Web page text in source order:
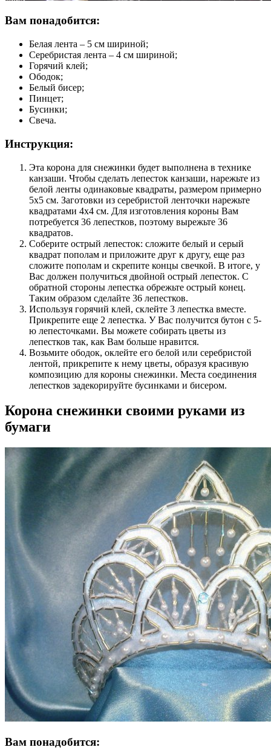
Вам понадобится:
Белая лента – 5 см шириной;
Серебристая лента – 4 см шириной;
Горячий клей;
Ободок;
Белый бисер;
Пинцет;
Бусинки;
Свеча.
Инструкция:
Эта корона для снежинки будет выполнена в технике
канзаши. Чтобы сделать лепесток канзаши, нарежьте из
белой ленты одинаковые квадраты, размером примерно
5х5 см. Заготовки из серебристой ленточки нарежьте
квадратами 4х4 см. Для изготовления короны Вам
потребуется 36 лепестков, поэтому вырежьте 36
квадратов.
Соберите острый лепесток: сложите белый и серый
квадрат пополам и приложите друг к другу, еще раз
сложите пополам и скрепите концы свечкой. В итоге, у
Вас должен получиться двойной острый лепесток. С
обратной стороны лепестка обрежьте острый конец.
Таким образом сделайте 36 лепестков.
Используя горячий клей, склейте 3 лепестка вместе.
Прикрепите еще 2 лепестка. У Вас получится бутон с 5-
ю лепесточками. Вы можете собирать цветы из
лепестков так, как Вам больше нравится.
Возьмите ободок, оклейте его белой или серебристой
лентой, прикрепите к нему цветы, образуя красивую
композицию для короны снежинки. Места соединения
лепестков задекорируйте бусинками и бисером.
Корона снежинки своими руками из
бумаги
Вам понадобится: